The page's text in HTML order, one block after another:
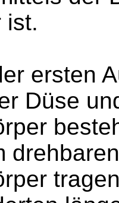
ist.
ersten
Düse